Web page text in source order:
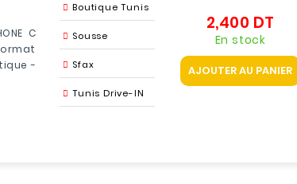
C
-
Boutique Tunis
Sousse
Sfax
Tunis Drive-IN
2,400 DT
En stock
AJOUTER AU PANIER